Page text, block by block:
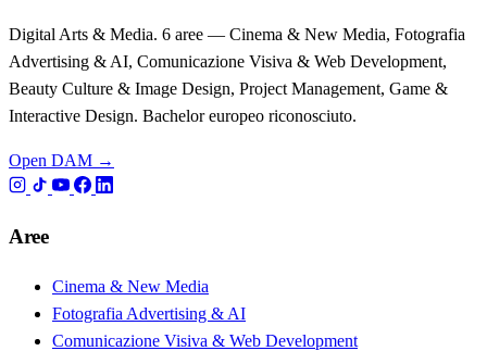
Digital Arts & Media. 6 aree — Cinema & New Media, Fotografia
Advertising & AI, Comunicazione Visiva & Web Development,
Beauty Culture & Image Design, Project Management, Game &
Interactive Design. Bachelor europeo riconosciuto.
Open DAM →
Aree
Cinema & New Media
Fotografia Advertising & AI
Comunicazione Visiva & Web Development